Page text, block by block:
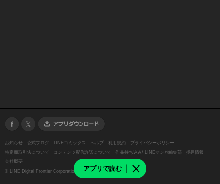
アプリで読む
お知らせ 公式ブログ LINEコミックス ヘルプ 利用規約
プライバシーポリシー
特定商取引法について
コンテンツ配信許諾について 作品持ち込み/ LINEマンガ編集部
採用情報
会社概要
© LINE Digital Frontier Corporation